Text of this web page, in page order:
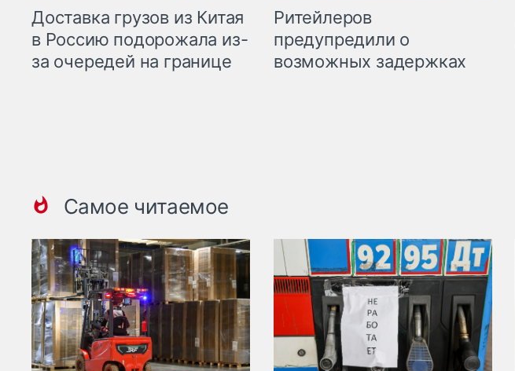
Доставка грузов из Китая
в Россию подорожала из-
за очередей на границе
Ритейлеров
предупредили о
возможных задержках
Самое читаемое